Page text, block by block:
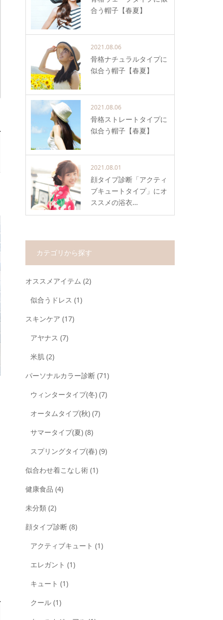
合う帽子【春夏】
2021.08.06
骨格ナチュラルタイプに
似合う帽子【春夏】
2021.08.06
骨格ストレートタイプに
似合う帽子【春夏】
2021.08.01
顔タイプ診断「アクティ
ブキュートタイプ」にオ
ススメの浴衣…
カテゴリから探す
オススメアイテム (2)
似合うドレス (1)
スキンケア (17)
アヤナス (7)
米肌 (2)
パーソナルカラー診断 (71)
ウィンタータイプ(冬) (7)
オータムタイプ(秋) (7)
サマータイプ(夏) (8)
スプリングタイプ(春) (9)
似合わせ着こなし術 (1)
健康食品 (4)
未分類 (2)
顔タイプ診断 (8)
アクティブキュート (1)
エレガント (1)
キュート (1)
クール (1)